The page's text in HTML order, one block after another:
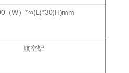
（W）*∞(L)*30(H)mm
航空铝